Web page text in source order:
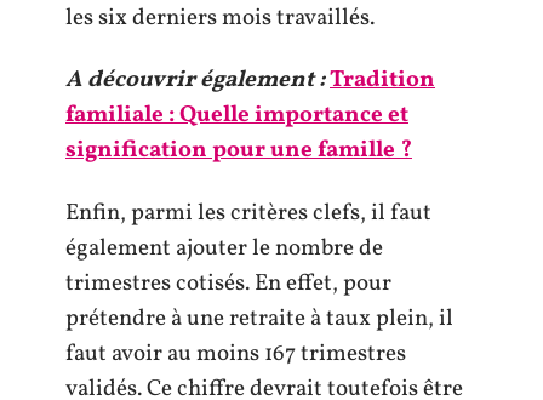
les six derniers mois travaillés.
A découvrir également :Tradition
familiale : Quelle importance et
signification pour une famille ?
Enfin, parmi les critères clefs, il faut
également ajouter le nombre de
trimestres cotisés. En effet, pour
prétendre à une retraite à taux plein, il
faut avoir au moins 167 trimestres
validés. Ce chiffre devrait toutefois être